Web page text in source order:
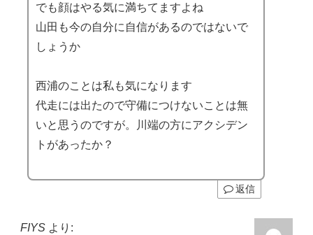
でも顔はやる気に満ちてますよね
山田も今の自分に自信があるのではないで
しょうか
西浦のことは私も気になります
代走には出たので守備につけないことは無
いと思うのですが。川端の方にアクシデン
トがあったか？
返信
FIYS より: